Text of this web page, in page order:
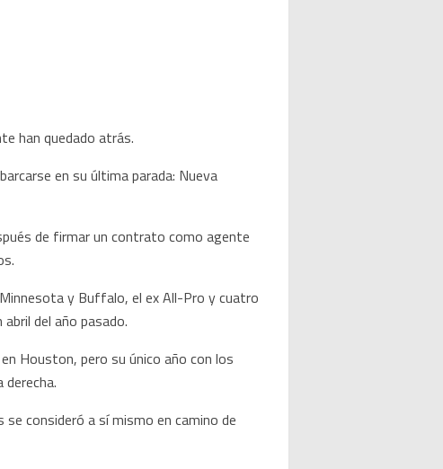
han quedado atrás.
en su última parada: Nueva
de firmar un contrato como agente
y Buffalo, el ex All-Pro y cuatro
del año pasado.
Houston, pero su único año con los
consideró a sí mismo en camino de